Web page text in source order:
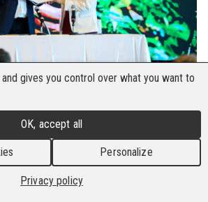
Internationale (BHI)
die Unterzeichnung
zwischen dem Forest
(FSC) und dem
gives you control over what you want to
OK, accept all
Personalize
Privacy policy